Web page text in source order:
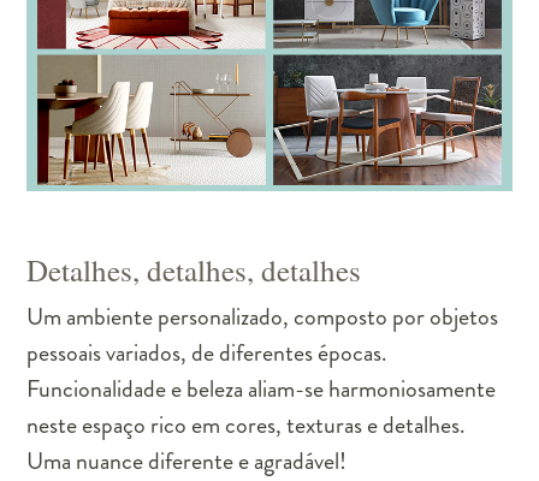
Detalhes, detalhes, detalhes
Um ambiente personalizado, composto por objetos
pessoais variados, de diferentes épocas.
Funcionalidade e beleza aliam-se harmoniosamente
neste espaço rico em cores, texturas e detalhes.
Uma nuance diferente e agradável!